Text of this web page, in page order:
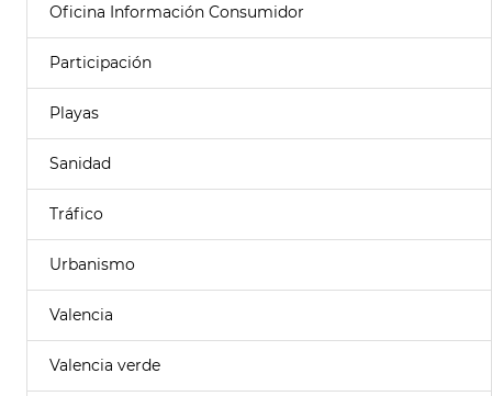
Oficina Información Consumidor
Participación
Playas
Sanidad
Tráfico
Urbanismo
Valencia
Valencia verde